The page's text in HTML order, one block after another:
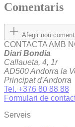
Comentaris
Afegir nou
CONTACTA AMB
Diari Bondia
Callaueta, 4, 1r
AD500 Andorra la
Principat d'Andorra
Tel. +376 80 88 88
Formulari de
Serveis